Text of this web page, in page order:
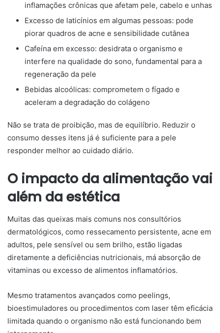
inflamações crônicas que afetam pele, cabelo e unhas
Excesso de laticínios em algumas pessoas: pode
piorar quadros de acne e sensibilidade cutânea
Cafeína em excesso: desidrata o organismo e
interfere na qualidade do sono, fundamental para a
regeneração da pele
Bebidas alcoólicas: comprometem o fígado e
aceleram a degradação do colágeno
Não se trata de proibição, mas de equilíbrio. Reduzir o
consumo desses itens já é suficiente para a pele
responder melhor ao cuidado diário.
O impacto da alimentação vai
além da estética
Muitas das queixas mais comuns nos consultórios
dermatológicos, como ressecamento persistente, acne em
adultos, pele sensível ou sem brilho, estão ligadas
diretamente a deficiências nutricionais, má absorção de
vitaminas ou excesso de alimentos inflamatórios.
Mesmo tratamentos avançados como peelings,
bioestimuladores ou procedimentos com laser têm eficácia
limitada quando o organismo não está funcionando bem